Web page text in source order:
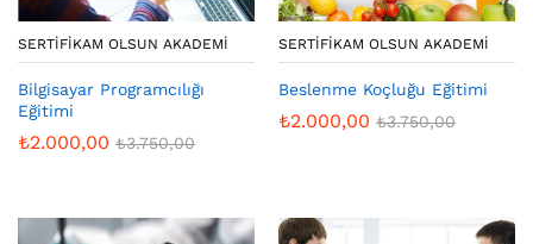
SERTIFIKAM OLSUN AKADEMI
Bilgisayar Programcılığı
Eğitimi
₺2.000,00 ₺3.750,00
SERTIFIKAM OLSUN AKADEMI
Beslenme Koçluğu Eğitimi
₺2.000,00 ₺3.750,00